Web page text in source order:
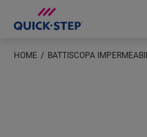
HOME BATTISCOPA